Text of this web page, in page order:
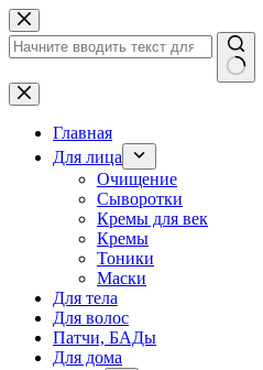
Перейти
к
сути
Ничего
не
найденоГлавная
Для лица
Очищение
Сыворотки
Кремы для век
Кремы
Тоники
Маски
Для тела
Для волос
Патчи, БАДы
Для дома